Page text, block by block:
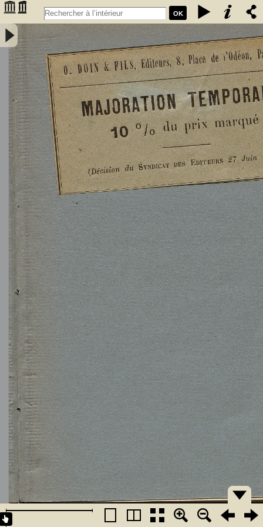
OK
L'Astronomie, observations, théorie et vulgarisation générale / par
Marcel Moye,... - Moye, Marcel (1873-1939). Auteur